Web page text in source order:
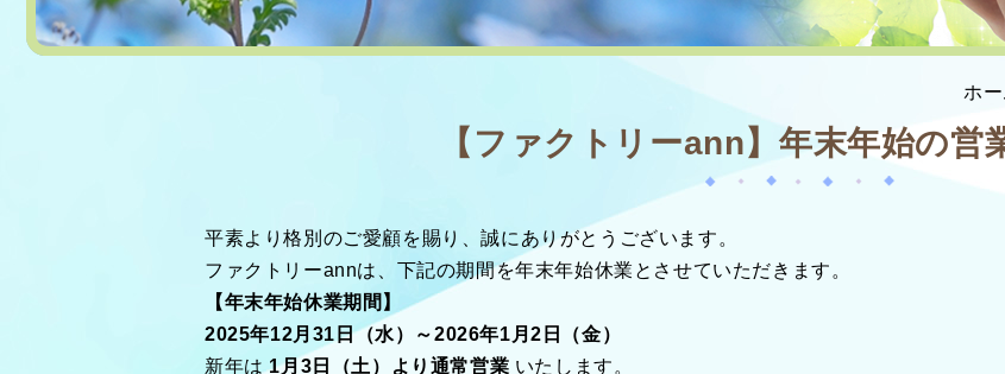
ホー
【ファクトリーann】年末年始の営
平素より格別のご愛顧を賜り、誠にありがとうございます。
ファクトリーannは、下記の期間を年末年始休業とさせていただきます。
【年末年始休業期間】
2025年12月31日（水）～2026年1月2日（金）
新年は1月3日（土）より通常営業 いたします。